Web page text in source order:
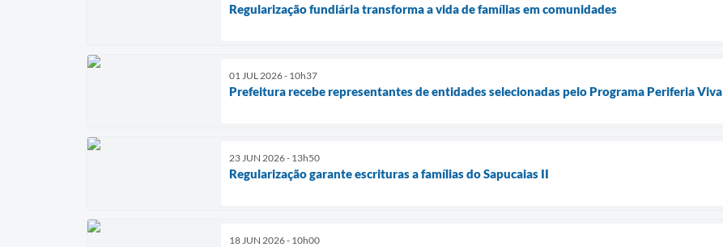
Regularização fundiária transforma a vida de famílias em comunidades
01 JUL 2026 - 10h37
Prefeitura recebe representantes de entidades selecionadas pelo Programa Periferia Viva
23 JUN 2026 - 13h50
Regularização garante escrituras a famílias do Sapucaias II
18 JUN 2026 - 10h00